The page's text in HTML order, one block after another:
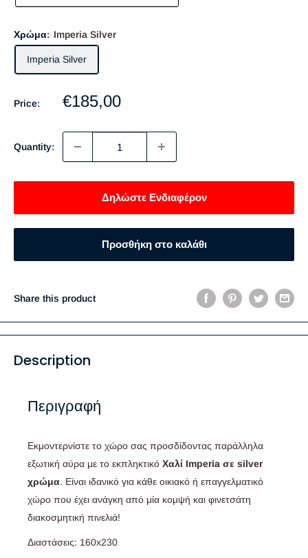
Χρώμα: Imperia Silver
Imperia Silver
Price:
Sale
€185,00
Quantity:
Δηλώστε Ενδιαφέρον
Προσθήκη στο καλάθι
Share this product
Description
Περιγραφή
Εκμοντερνίστε το χώρο σας προσδίδοντας παράλληλα
εξωτική αύρα με το εκπληκτικό Χαλί Imperia σε silver
χρώμα. Είναι ιδανικό για κάθε οικιακό ή επαγγελματικό
χώρο που έχει ανάγκη από μία κομψή και φινετσάτη
διακοσμητική πινελιά!
Διαστάσεις: 160x230